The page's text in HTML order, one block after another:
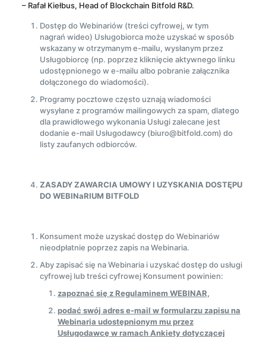
– Rafał Kiełbus, Head of Blockchain Bitfold R&D.
Dostęp do Webinariów (treści cyfrowej, w tym
nagrań wideo) Usługobiorca może uzyskać w sposób
wskazany w otrzymanym e-mailu, wysłanym przez
Usługobiorcę (np. poprzez kliknięcie aktywnego linku
udostępnionego w e-mailu albo pobranie załącznika
dołączonego do wiadomości).
Programy pocztowe często uznają wiadomości
wysyłane z programów mailingowych za spam, dlatego
dla prawidłowego wykonania Usługi zalecane jest
dodanie e-mail Usługodawcy (biuro@bitfold.com) do
listy zaufanych odbiorców.
ZASADY ZAWARCIA UMOWY I UZYSKANIA DOSTĘPU
DO WEBINaRIUM BITFOLD
Konsument może uzyskać dostęp do Webinariów
nieodpłatnie poprzez zapis na Webinaria.
Aby zapisać się na Webinaria i uzyskać dostęp do usługi
cyfrowej lub treści cyfrowej Konsument powinien:
zapoznać się z Regulaminem WEBINAR,
podać swój adres e-mail w formularzu zapisu na
Webinaria udostępnionym mu przez
Usługodawcę w ramach Ankiety dotyczącej